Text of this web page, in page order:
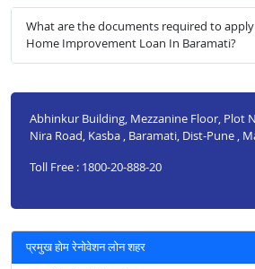
What are the documents required to
Home Improvement Loan In Baramati?
Abhinkur Building, Mezzanine Floor, Plot
Nira Road, Kasba , Baramati, Dist-Pune ,
Toll Free : 1800-20-888-20
प्रमुख होम रेनोवेशन लोन शहर